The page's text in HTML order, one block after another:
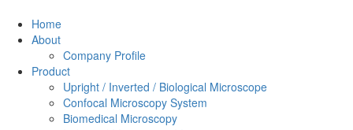
Home
About
Company Profile
Product
Upright / Inverted / Biological Microscope
Confocal Microscopy System
Biomedical Microscopy